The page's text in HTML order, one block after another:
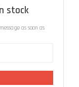
stock
as soon as